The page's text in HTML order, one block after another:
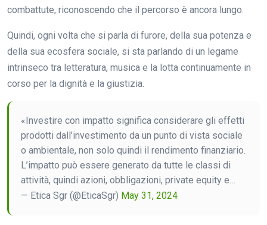
combattute, riconoscendo che il percorso è ancora lungo.
Quindi, ogni volta che si parla di furore, della sua potenza e
della sua ecosfera sociale, si sta parlando di un legame
intrinseco tra letteratura, musica e la lotta continuamente in
corso per la dignità e la giustizia.
«Investire con impatto significa considerare gli effetti
prodotti dall’investimento da un punto di vista sociale
o ambientale, non solo quindi il rendimento finanziario.
L’impatto può essere generato da tutte le classi di
attività, quindi azioni, obbligazioni, private equity e…
— Etica Sgr (@EticaSgr) May 31, 2024